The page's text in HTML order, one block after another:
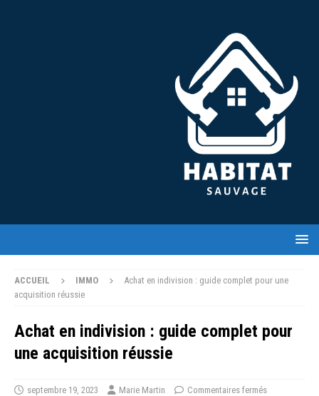
ACCUEIL IMMO
Achat en indivision : guide complet pour une
acquisition réussie
Achat en indivision : guide complet pour
une acquisition réussie
septembre 19, 2023 Marie Martin Commentaires fermés